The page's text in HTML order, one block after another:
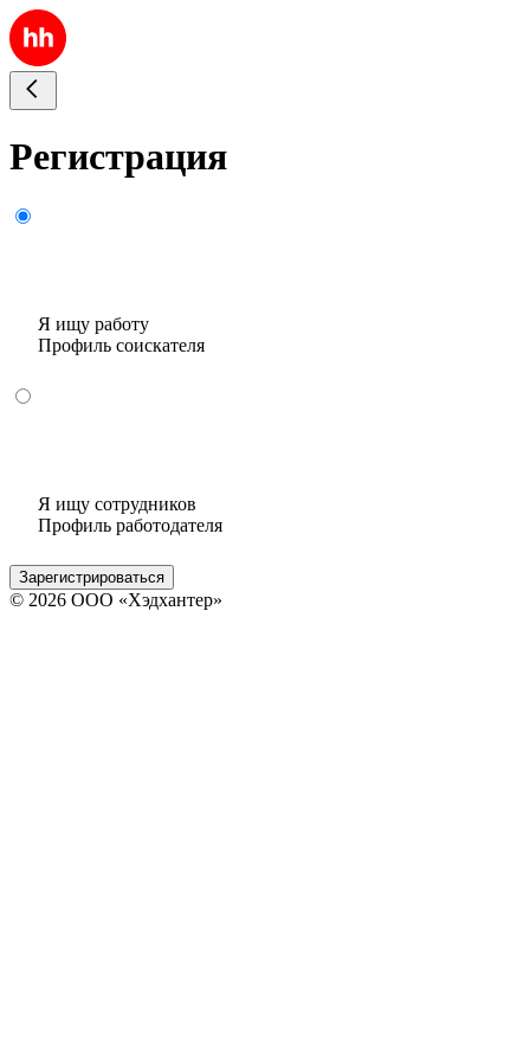
Регистрация
Я ищу работу
Профиль соискателя
Я ищу сотрудников
Профиль работодателя
Зарегистрироваться
© 2026 ООО «Хэдхантер»